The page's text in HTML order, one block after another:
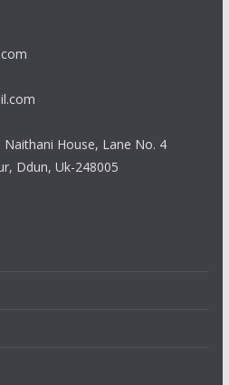
Naithani House, Lane No. 4
Ddun, Uk-248005